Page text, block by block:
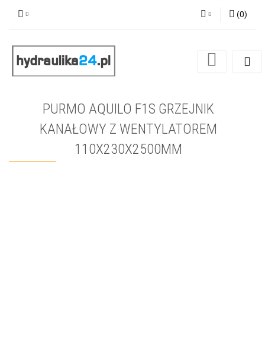
Zarejestruj się
(0)
PURMO AQUILO F1S GRZEJNIK
KANAŁOWY Z WENTYLATOREM
110X230X2500MM